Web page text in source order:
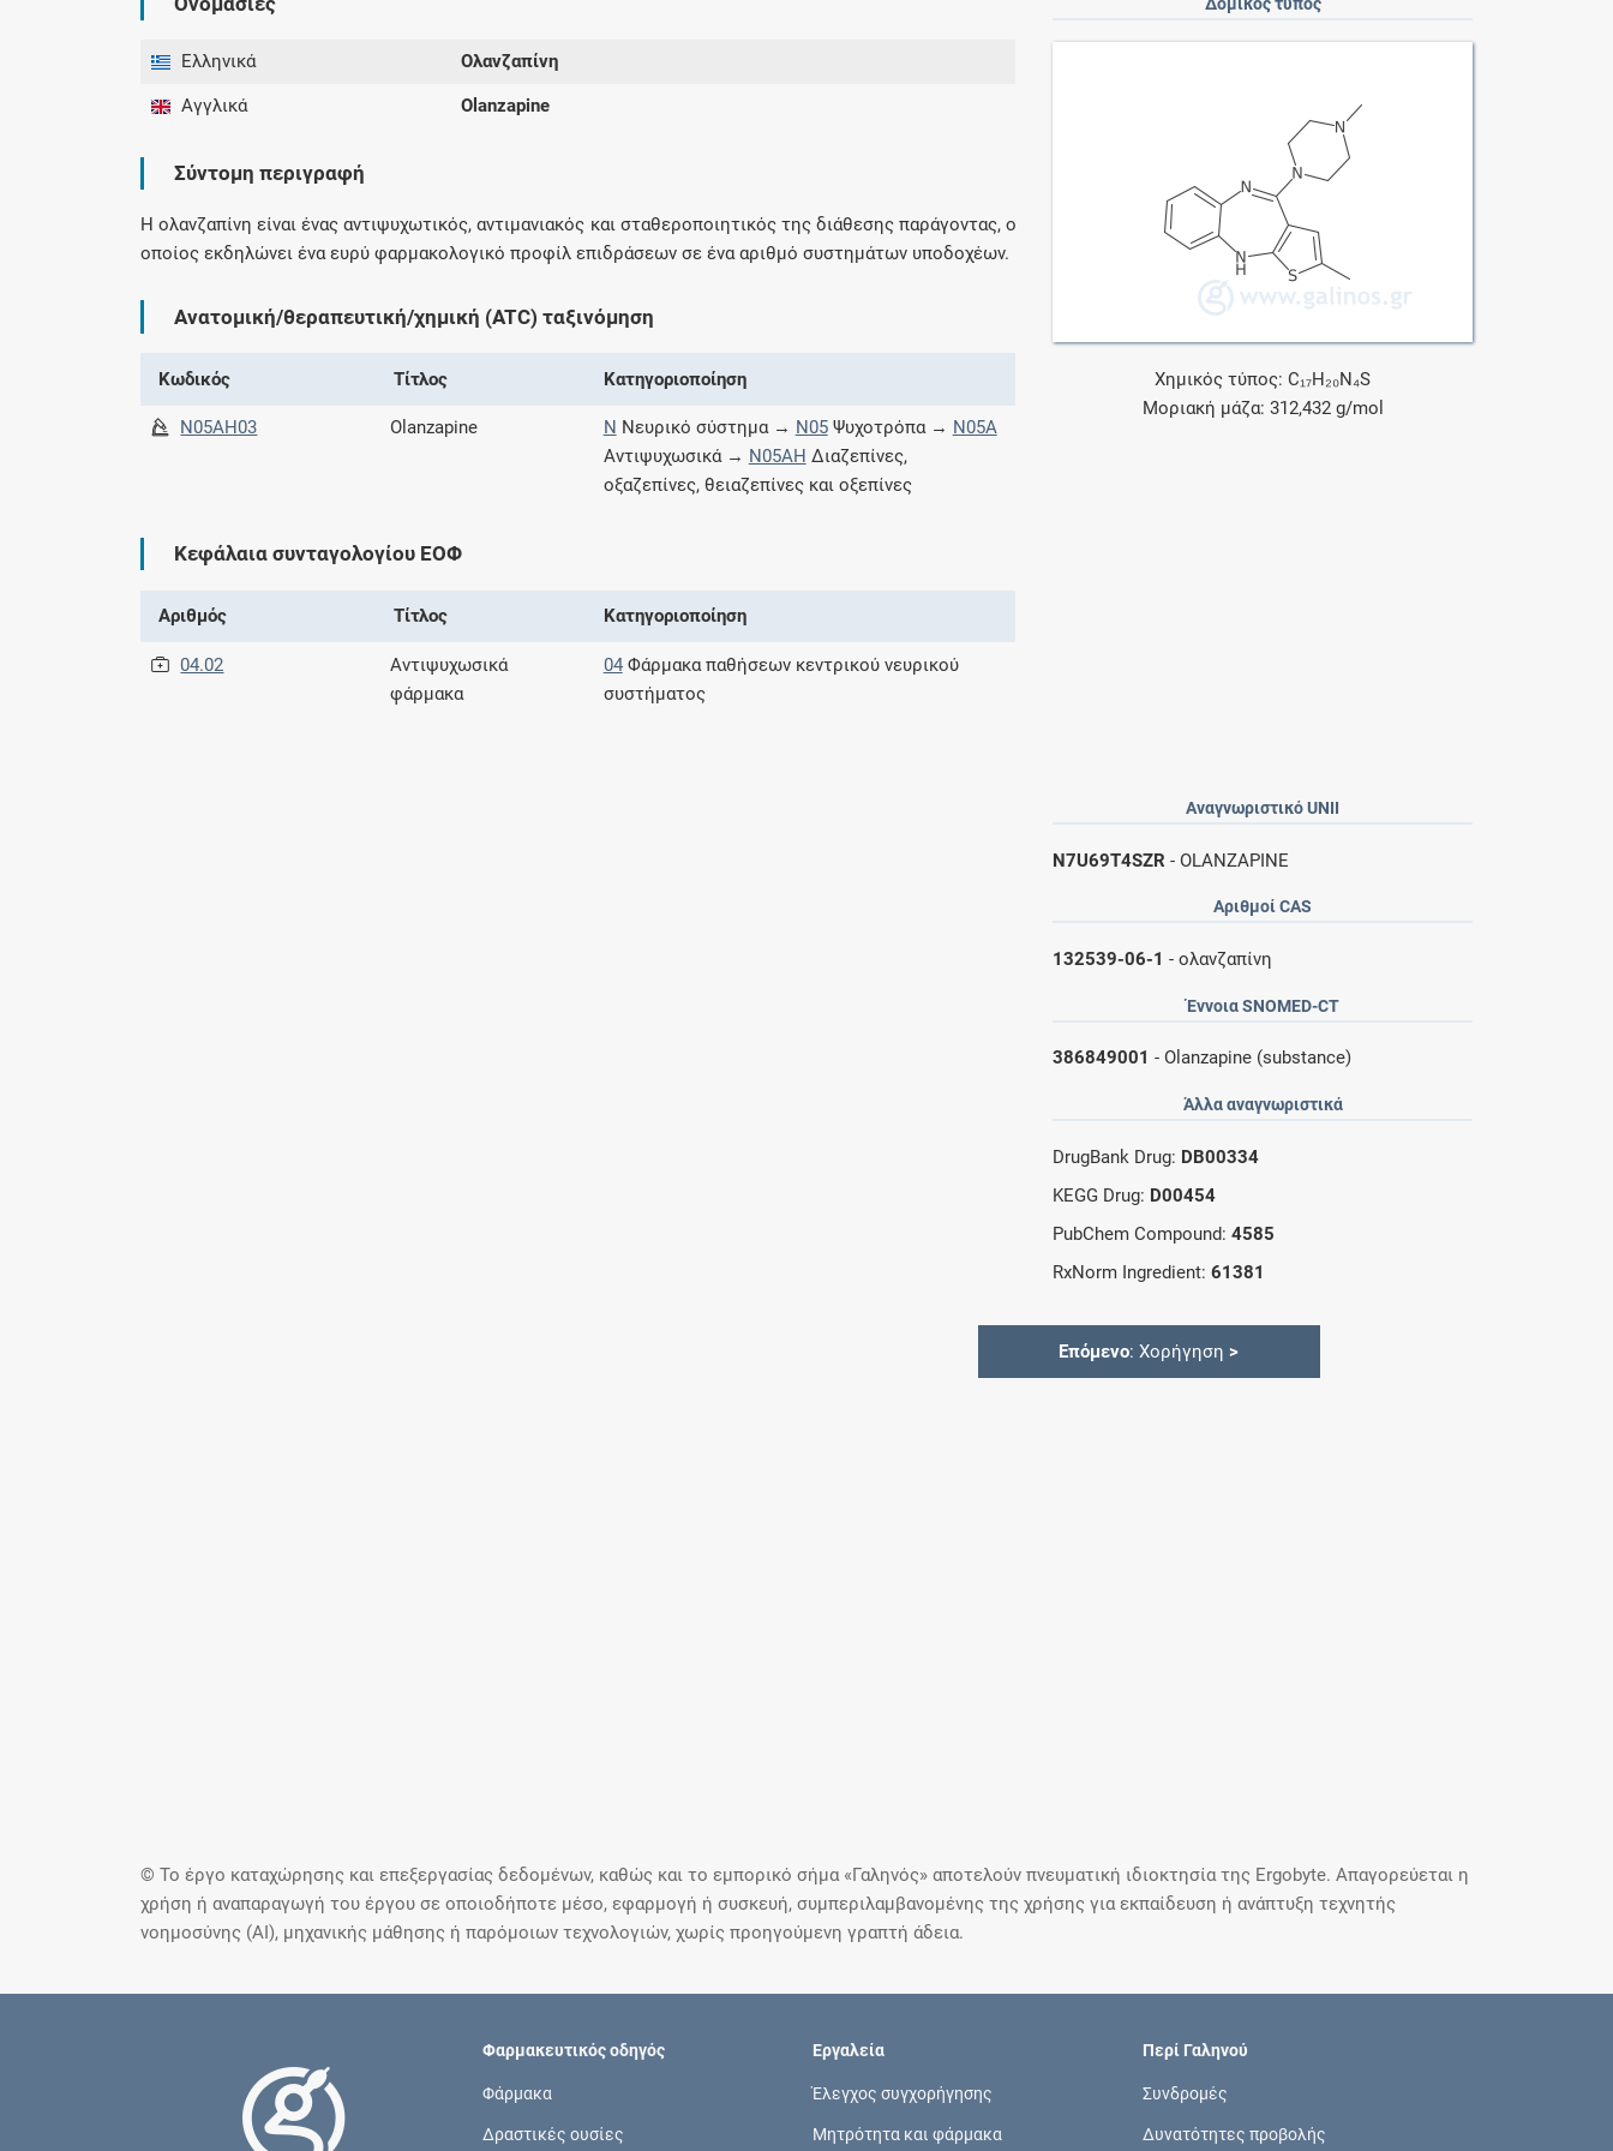
νόσους, συμπτώματα και ιατρικές πράξεις
σήμερα
Ελληνικά Ολανζαπίνη
Αγγλικά Olanzapine
Σύντομη περιγραφή
H ολανζαπίνη είναι ένας αντιψυχωτικός, αντιμανιακός και σταθεροποιητικός της διάθεσης παράγοντας, ο
οποίος εκδηλώνει ένα ευρύ φαρμακολογικό προφίλ επιδράσεων σε ένα αριθμό συστημάτων υποδοχέων.
Ανατομική/θεραπευτική/χημική (ATC) ταξινόμηση
Κωδικός Τίτλος Κατηγοριοποίηση
N05AH03 Olanzapine N Νευρικό σύστημα → N05Ψυχοτρόπα → N05A
Αντιψυχωσικά → N05AH Διαζεπίνες,
οξαζεπίνες, θειαζεπίνες και οξεπίνες
Κεφάλαια συνταγολογίου ΕΟΦ
Αριθμός Τίτλος Κατηγοριοποίηση
04.02
Αντιψυχωσικά
φάρμακα
04Φάρμακα παθήσεων κεντρικού νευρικού
συστήματος
Δομικός τύπος
Χημικός τύπος: C₁₇H₂₀N₄S
Μοριακή μάζα: 312,432 g/mol
Αναγνωριστικό UNII
N7U69T4SZR - OLANZAPINE
Αριθμοί CAS
132539-06-1 - ολανζαπίνη
Έννοια SNOMED-CT
386849001 - Olanzapine (substance)
Άλλα αναγνωριστικά
DrugBank Drug: DB00334
KEGG Drug: D00454
PubChem Compound:4585
RxNorm Ingredient:61381
Επόμενο: Χορήγηση >
© Το έργο καταχώρησης και επεξεργασίας δεδομένων, καθώς και το εμπορικό σήμα «Γαληνός» αποτελούν πνευματική ιδιοκτησία της Ergobyte. Απαγορεύεται η
χρήση ή αναπαραγωγή του έργου σε οποιοδήποτε μέσο, εφαρμογή ή συσκευή, συμπεριλαμβανομένης της χρήσης για εκπαίδευση ή ανάπτυξη τεχνητής
νοημοσύνης (AI), μηχανικής μάθησης ή παρόμοιων τεχνολογιών, χωρίς προηγούμενη γραπτή άδεια.
Φαρμακευτικός οδηγός
Φάρμακα
Δραστικές ουσίες
Εργαλεία
Έλεγχος συγχορήγησης
Μητρότητα και φάρμακα
Περί Γαληνού
Συνδρομές
Δυνατότητες προβολής